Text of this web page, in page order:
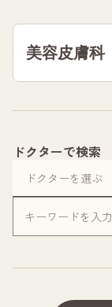
美容皮膚科
ドクターで検索
ワー